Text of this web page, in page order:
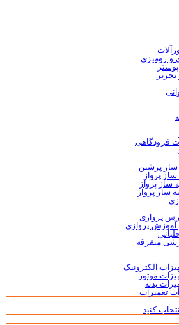
و رومیزی
تحریر
فرودگاهی
ساز پرشین
پرواز
ساز پرواز
ساز پرواز
پروازی
آموزش پروازی
متفرقه
الکترونیک
موتور
بدنه
تعمیرات
کنید